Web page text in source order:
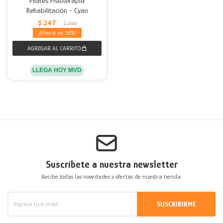
Rehabilitación - Cyan
$ 247 $ 599
58
LLEGA HOY MVD
Suscríbete a nuestra newsletter
Recibe todas las novedades y ofertas de nuestra tienda.
SUSCRIBIRME
Mesas
Calefactores
Acolchados y Frazadas
Fundas
Decoración
Accesorios para el hogar
Herramientas
Accesorios
Muebles Infantiles